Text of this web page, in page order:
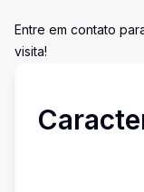
Entre em contato
visita!